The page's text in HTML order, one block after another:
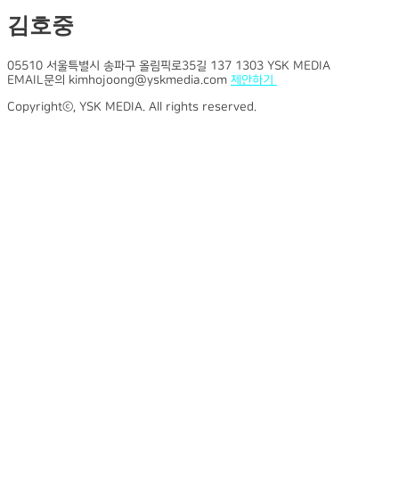
김호중
05510 서울특별시 송파구 올림픽로35길 137 1303 YSK MEDIA
EMAIL문의 kimhojoong@yskmedia.com 제안하기
Copyrightⓒ, YSK MEDIA. All rights reserved.